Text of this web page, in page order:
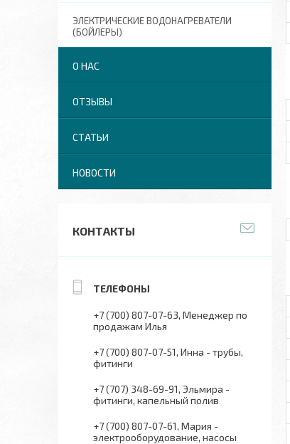
ЭЛЕКТРИЧЕСКИЕ ВОДОНАГРЕВАТЕЛИ
(БОЙЛЕРЫ)
О НАС
ОТЗЫВЫ
СТАТЬИ
НОВОСТИ
КОНТАКТЫ
+7 (700) 807-07-63 Менеджер по
продажам Илья
+7 (700) 807-07-51 Инна - трубы,
фитинги
+7 (707) 348-69-91 Эльмира -
фитинги, капельный полив
+7 (700) 807-07-61 Мария -
электрооборудование, насосы